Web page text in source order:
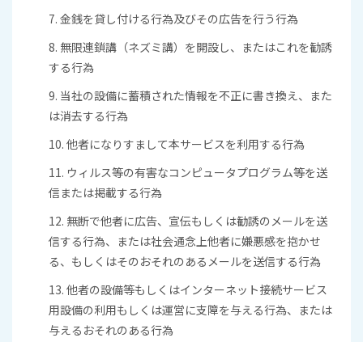
7. 金銭を貸し付ける行為及びその広告を行う行為
8. 無限連鎖講（ネズミ講）を開設し、またはこれを勧誘
する行為
9. 当社の設備に蓄積された情報を不正に書き換え、また
は消去する行為
10. 他者になりすまして本サービスを利用する行為
11. ウィルス等の有害なコンピュータプログラム等を送
信または掲載する行為
12. 無断で他者に広告、宣伝もしくは勧誘のメールを送
信する行為、または社会通念上他者に嫌悪感を抱かせ
る、もしくはそのおそれのあるメールを送信する行為
13. 他者の設備等もしくはインターネット接続サービス
用設備の利用もしくは運営に支障を与える行為、または
与えるおそれのある行為